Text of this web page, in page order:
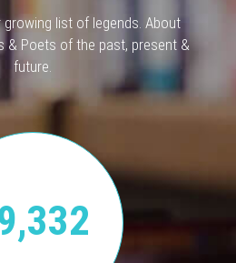
list of legends. About
& Poets of the past, present &
future.